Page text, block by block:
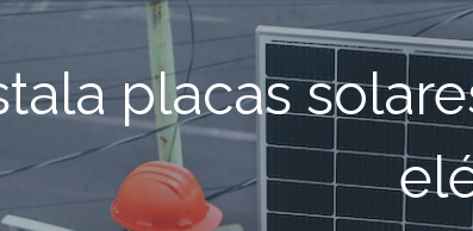
placas